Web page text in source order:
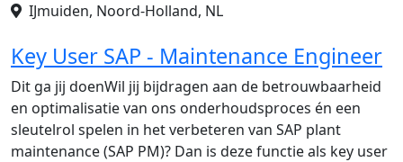
IJmuiden, Noord-Holland, NL
Key User SAP - Maintenance Engineer
Dit ga jij doenWil jij bijdragen aan de betrouwbaarheid
en optimalisatie van ons onderhoudsproces én een
sleutelrol spelen in het verbeteren van SAP plant
maintenance (SAP PM)? Dan is deze functie als key user